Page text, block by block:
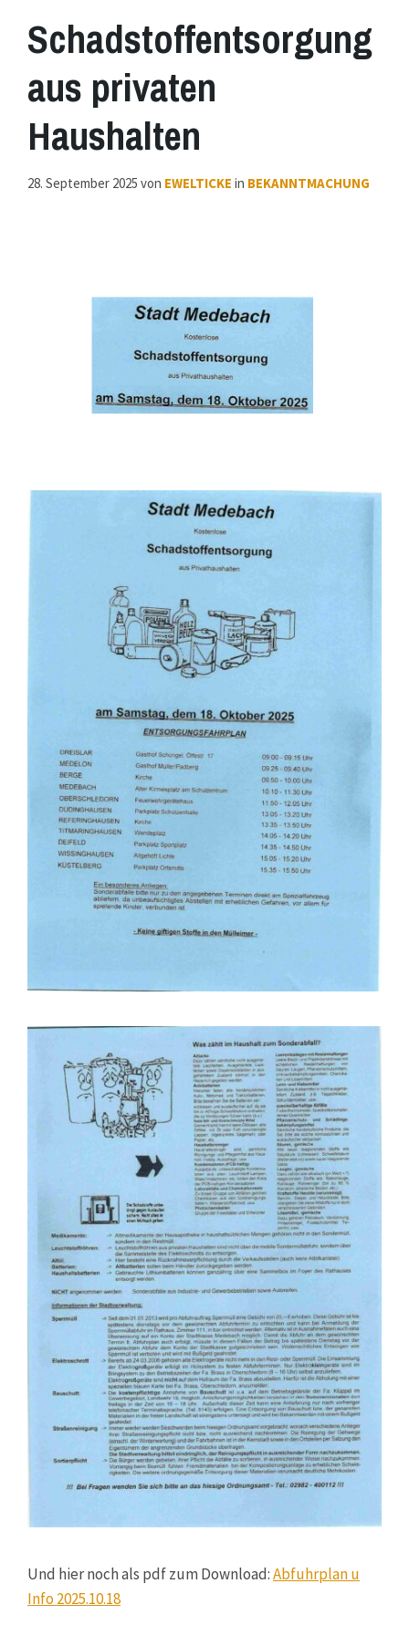
Schadstoffentsorgung
aus privaten
Haushalten
28. September 2025 von EWELTICKE in BEKANNTMACHUNG
Und hier noch als pdf zum Download:Abfuhrplan u
Info 2025.10.18